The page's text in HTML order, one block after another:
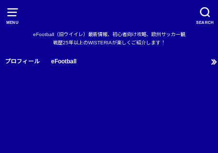
MENU SEARCH
eFootball（旧ウイイレ）最新情報、初心者向け攻略、欧州サッカー観
戦歴25年以上のWISTERIAが楽しくご紹介します！
プロフィール eFootball